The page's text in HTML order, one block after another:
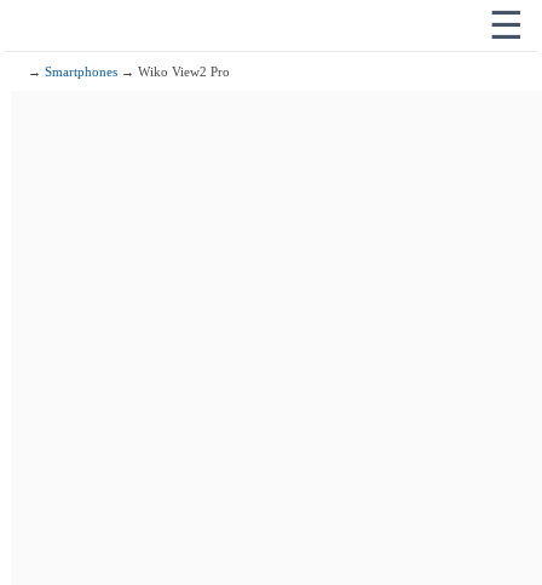
☰
→Smartphones → Wiko View2 Pro